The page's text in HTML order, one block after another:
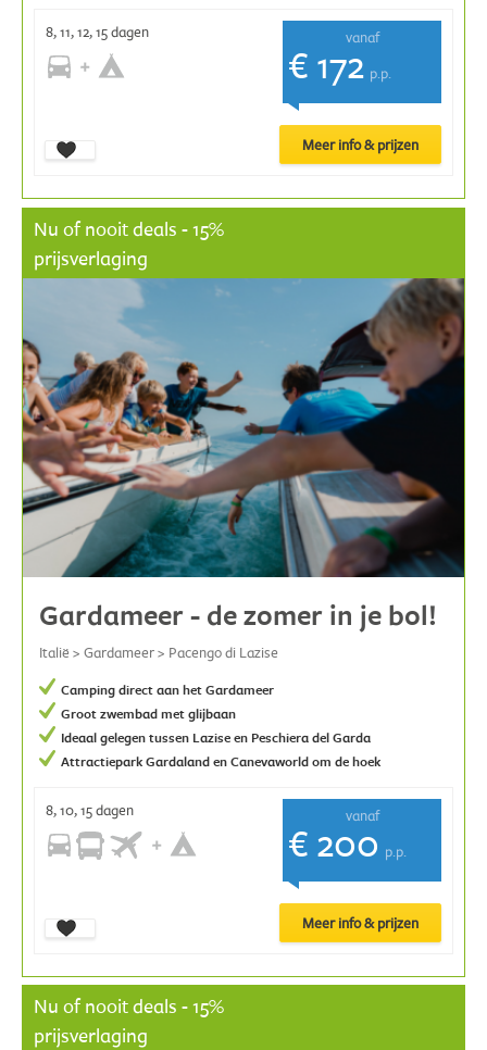
vanaf
€ 172 p.p.
8, 11, 12, 15 dagen
Meer info & prijzen
Nu of nooit deals - 15%
prijsverlaging
Gardameer - de zomer in je bol!
Italië > Gardameer > Pacengo di Lazise
Camping direct aan het Gardameer
Groot zwembad met glijbaan
Ideaal gelegen tussen Lazise en Peschiera del Garda
Attractiepark Gardaland en Canevaworld om de hoek
vanaf
€ 200 p.p.
8, 10, 15 dagen
Meer info & prijzen
Nu of nooit deals - 15%
prijsverlaging